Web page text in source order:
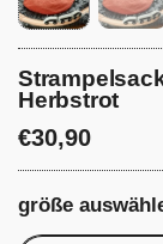
Herbstrot
Preis:
€30,90
größe